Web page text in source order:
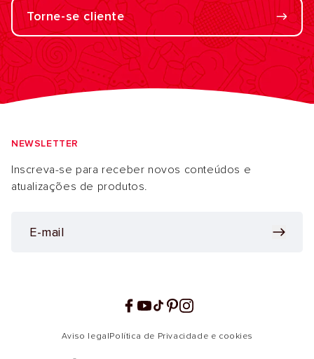
Torne-se cliente
NEWSLETTER
Inscreva-se para receber novos conteúdos e
atualizações de produtos.
Facebook
YouTube
TikTokPinterest
Instagram
Aviso legalPolítica de Privacidade e cookies